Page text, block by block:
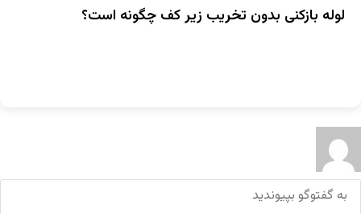
لوله بازکنی بدون تخریب زیر کف چگونه است؟